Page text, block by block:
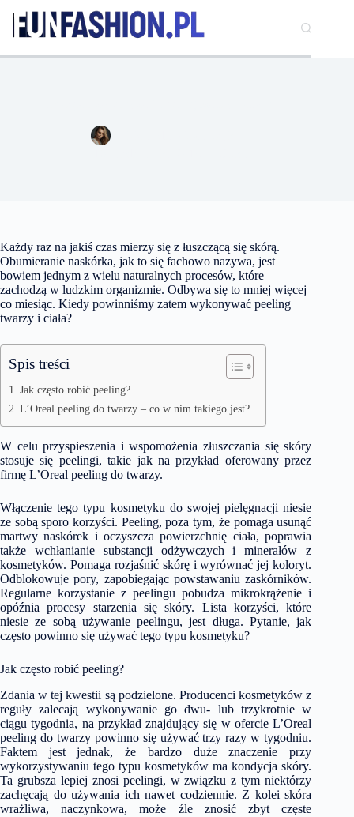
treści
Każdy raz na jakiś czas mierzy się z łuszczącą się skórą.
Obumieranie naskórka, jak to się fachowo nazywa, jest
bowiem jednym z wielu naturalnych procesów, które
zachodzą w ludzkim organizmie. Odbywa się to mniej więcej
co miesiąc. Kiedy powinniśmy zatem wykonywać peeling
twarzy i ciała?
Spis treści
Jak często robić peeling?
L’Oreal peeling do twarzy – co w nim takiego jest?
W celu przyspieszenia i wspomożenia złuszczania się skóry
stosuje się peelingi, takie jak na przykład oferowany przez
firmę L’Oreal peeling do twarzy.
Włączenie tego typu kosmetyku do swojej pielęgnacji niesie
ze sobą sporo korzyści. Peeling, poza tym, że pomaga usunąć
martwy naskórek i oczyszcza powierzchnię ciała, poprawia
także wchłanianie substancji odżywczych i minerałów z
kosmetyków. Pomaga rozjaśnić skórę i wyrównać jej koloryt.
Odblokowuje pory, zapobiegając powstawaniu zaskórników.
Regularne korzystanie z peelingu pobudza mikrokrążenie i
opóźnia procesy starzenia się skóry. Lista korzyści, które
niesie ze sobą używanie peelingu, jest długa. Pytanie, jak
często powinno się używać tego typu kosmetyku?
Jak często robić peeling?
Zdania w tej kwestii są podzielone. Producenci kosmetyków z
reguły zalecają wykonywanie go dwu- lub trzykrotnie w
ciągu tygodnia, na przykład znajdujący się w ofercie L’Oreal
peeling do twarzy powinno się używać trzy razy w tygodniu.
Faktem jest jednak, że bardzo duże znaczenie przy
wykorzystywaniu tego typu kosmetyków ma kondycja skóry.
Ta grubsza lepiej znosi peelingi, w związku z tym niektórzy
zachęcają do używania ich nawet codziennie. Z kolei skóra
wrażliwa, naczynkowa, może źle znosić zbyt częste